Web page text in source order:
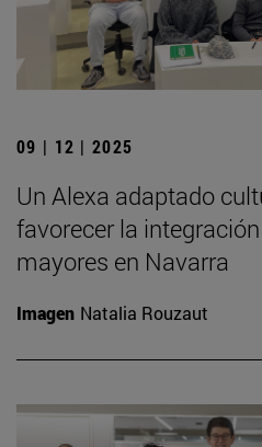
09 | 12 | 2025
Un Alexa adaptado
favorecer la
mayores en Navarra
Imagen Natalia Rouzaut